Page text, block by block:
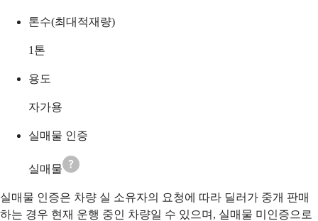
톤수(최대적재량)
1 톤
용도
자가용
실매물 인증
실매물
실매물 인증은 차량 실 소유자의 요청에 따라 딜러가 중개 판매
하는 경우 현재 운행 중인 차량일 수 있으며, 실매물 미인증으로